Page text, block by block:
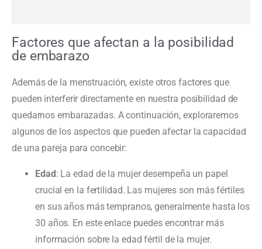
Factores que afectan a la posibilidad
de embarazo
Además de la menstruación, existe otros factores que
pueden interferir directamente en nuestra posibilidad de
quedarnos embarazadas. A continuación, exploraremos
algunos de los aspectos que pueden afectar la capacidad
de una pareja para concebir:
Edad: La edad de la mujer desempeña un papel
crucial en la fertilidad. Las mujeres son más fértiles
en sus años más tempranos, generalmente hasta los
30 años. En este enlace puedes encontrar más
información sobre la edad fértil de la mujer.